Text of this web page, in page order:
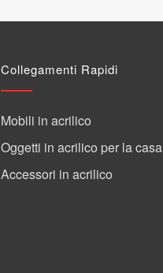
Collegamenti Rapidi
Mobili in acrilico
Oggetti in acrilico per la casa
Accessori in acrilico